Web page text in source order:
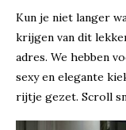
Kun je niet langer
krijgen van dit
adres. We hebben
sexy en elegante
rijtje gezet. Scroll